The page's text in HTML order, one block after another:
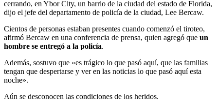
cerrando, en Ybor City, un barrio de la ciudad del estado de Florida,
dijo el jefe del departamento de policía de la ciudad, Lee Bercaw.
Cientos de personas estaban presentes cuando comenzó el tiroteo,
afirmó Bercaw en una conferencia de prensa, quien agregó que un
hombre se entregó a la policía.
Además, sostuvo que «es trágico lo que pasó aquí, que las familias
tengan que despertarse y ver en las noticias lo que pasó aquí esta
noche».
Aún se desconocen las condiciones de los heridos.